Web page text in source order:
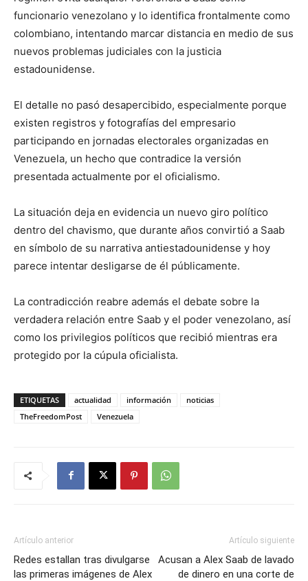
funcionario venezolano y lo identifica frontalmente como
colombiano, intentando marcar distancia en medio de sus
nuevos problemas judiciales con la justicia
estadounidense.
El detalle no pasó desapercibido, especialmente porque
existen registros y fotografías del empresario
participando en jornadas electorales organizadas en
Venezuela, un hecho que contradice la versión
presentada actualmente por el oficialismo.
La situación deja en evidencia un nuevo giro político
dentro del chavismo, que durante años convirtió a Saab
en símbolo de su narrativa antiestadounidense y hoy
parece intentar desligarse de él públicamente.
La contradicción reabre además el debate sobre la
verdadera relación entre Saab y el poder venezolano, así
como los privilegios políticos que recibió mientras era
protegido por la cúpula oficialista.
ETIQUETAS actualidad información
noticias
TheFreedomPost
Venezuela
Artículo anterior
Redes estallan tras divulgarse
las primeras imágenes de Alex
Artículo siguiente
Acusan a Alex Saab de lavado
de dinero en una corte de